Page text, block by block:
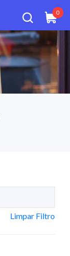
0
Limpar Filtro